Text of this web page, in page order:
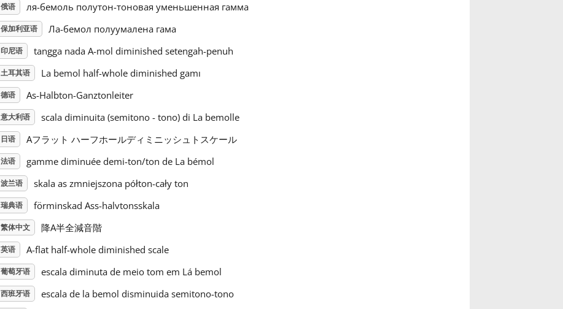
俄语 ля-бемоль полутон-тоновая уменьшенная гамма
保加利亚语 Ла-бемол полуумалена гама
印尼语 tangga nada A-mol diminished setengah-penuh
土耳其语 La bemol half-whole diminished gamı
德语 As-Halbton-Ganztonleiter
意大利语 scala diminuita (semitono - tono) di La bemolle
日语 Aフラット ハーフホールディミニッシュトスケール
法语 gamme diminuée demi-ton/ton de La bémol
波兰语 skala as zmniejszona półton-cały ton
瑞典语 förminskad Ass-halvtonsskala
繁体中文 降A半全減音階
英语 A-flat half-whole diminished scale
葡萄牙语 escala diminuta de meio tom em Lá bemol
西班牙语 escala de la bemol disminuida semitono-tono